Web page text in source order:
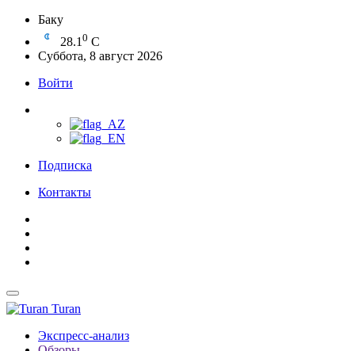
Баку
28.1 0 C
Суббота, 8 август 2026
Войти
Подписка
Контакты
Turan
Экспресс-анализ